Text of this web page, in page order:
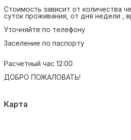
Стоимость зависит от количества
суток проживания, от дня недели ,
Уточняйте по телефону
Заселение по паспорту
Расчетный час 12:00
ДОБРО ПОЖАЛОВАТЬ!
Карта